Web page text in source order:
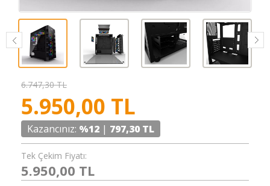
6.747,30 TL
5.950,00 TL
Kazancınız: %12 | 797,30 TL
Tek Çekim Fiyatı:
5.950,00 TL